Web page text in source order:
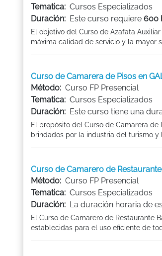
Tematica: Cursos Especializados
Duración: Este curso requiere 600
El objetivo del Curso de Azafata
máxima calidad de servicio y la mayor
Curso de Camarera de Pisos en
Método: Curso FP Presencial
Tematica: Cursos Especializados
Duración: Este curso tiene una
El propósito del Curso de Camarera
brindados por la industria del turismo
Curso de Camarero de
Método: Curso FP Presencial
Tematica: Cursos Especializados
Duración: La duración horaria de
El Curso de Camarero de Restaurante
establecidas para el uso eficiente de